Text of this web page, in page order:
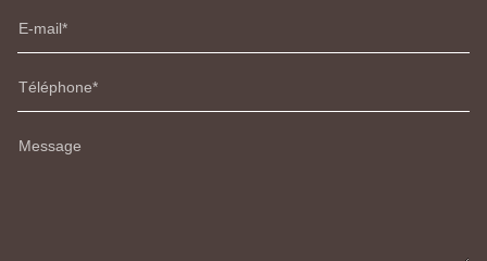
E-mail
Téléphone
Message